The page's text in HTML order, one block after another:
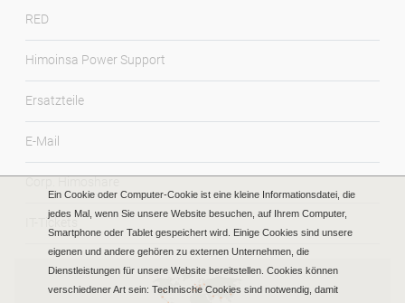
RED
Himoinsa Power Support
Ersatzteile
E-Mail
IT-Tickets
Ein Cookie oder Computer-Cookie ist eine kleine Informationsdatei, die
jedes Mal, wenn Sie unsere Website besuchen, auf Ihrem Computer,
Smartphone oder Tablet gespeichert wird. Einige Cookies sind unsere
eigenen und andere gehören zu externen Unternehmen, die
Dienstleistungen für unsere Website bereitstellen. Cookies können
verschiedener Art sein: Technische Cookies sind notwendig, damit